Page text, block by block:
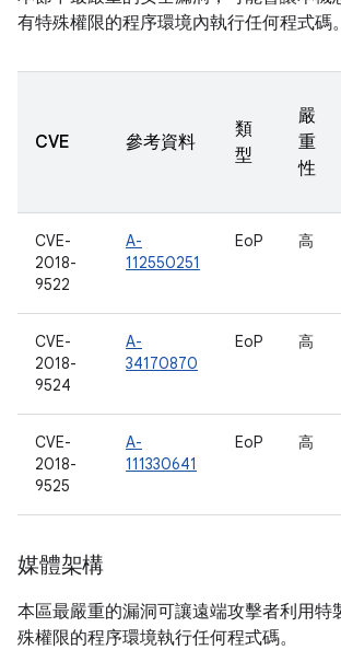
有特殊權限的程序環境內執行任何程式碼。
CVE 參考資料
類
型
嚴
重
性
CVE-
2018-
9522
A-
112550251
EoP 高
CVE-
2018-
9524
A-
34170870
EoP 高
CVE-
2018-
9525
A-
111330641
EoP 高
媒體架構
本區最嚴重的漏洞可讓遠端攻擊者利用特
殊權限的程序環境執行任何程式碼。